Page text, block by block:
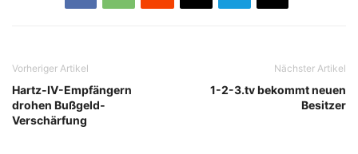
Vorheriger Artikel
Hartz-IV-Empfängern
drohen Bußgeld-
Verschärfung
Nächster Artikel
1-2-3.tv bekommt neuen
Besitzer